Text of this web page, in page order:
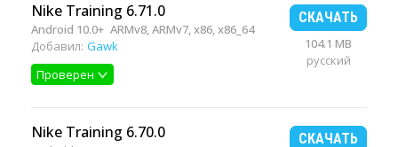
Nike Training 6.71.0
Android 10.0+ ARMv8, ARMv7, x86, x86_64
Добавил: Gawk
Проверен
СКАЧАТЬ
104.1 MB
русский
Nike Training 6.70.0 СКАЧАТЬ